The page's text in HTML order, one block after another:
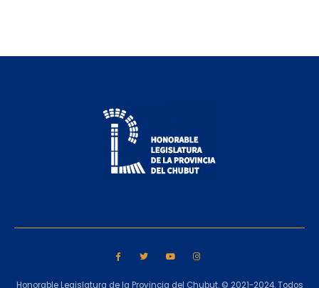
Honorable Legislatura de la Provincia del Chubut. © 2021-2024. Todos